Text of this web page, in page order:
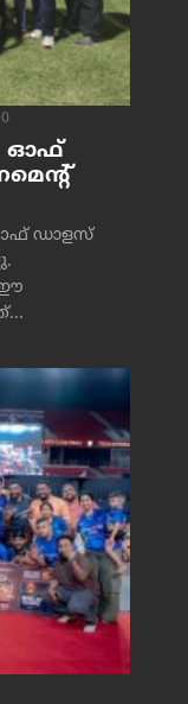
0
ഓഫ്
ഡാളസ്
ഈ